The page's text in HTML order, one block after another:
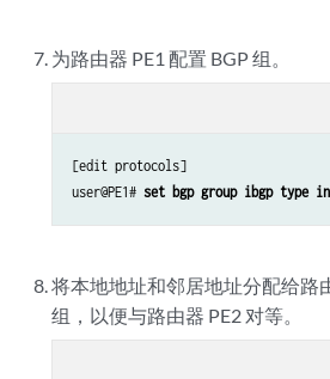
为路由器 PE1 配置 BGP 组。
[edit protocols]
user@PE1# set bgp group ibgp type
将本地地址和邻居地址分配给路
组，以便与路由器 PE2 对等。